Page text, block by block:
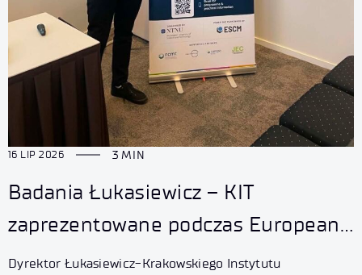
16 LIP 2026 3 MIN
Badania Łukasiewicz – KIT
zaprezentowane podczas European
Conference on Composite Materials
Dyrektor Łukasiewicz-Krakowskiego Instytutu